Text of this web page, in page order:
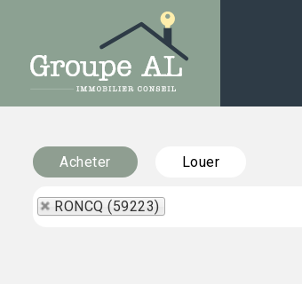
Acheter Louer
RONCQ (59223)